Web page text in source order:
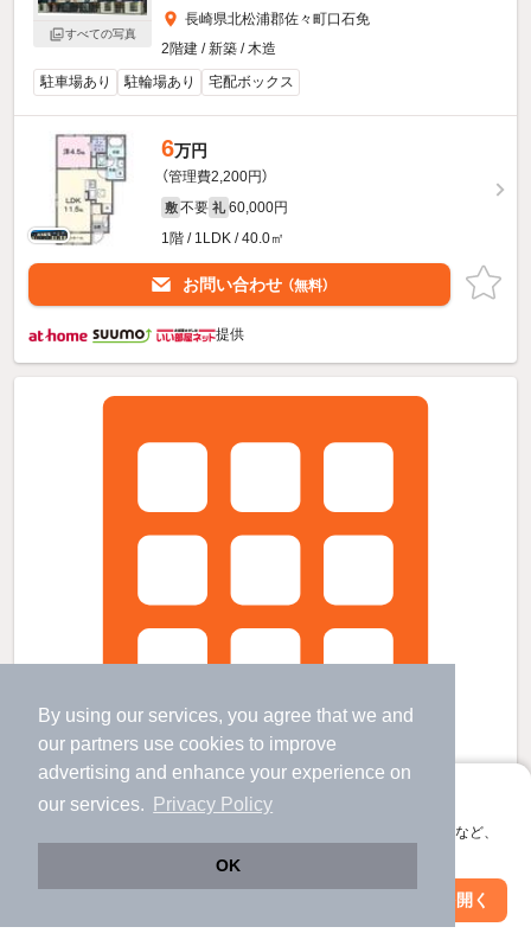
By using our services, you agree that we and
our partners use cookies to improve
advertising and enhance your experience on
our services.
Privacy Policy
OK
アプリに切り替えて、サクサクお部屋探し
会員登録なしですぐ使える。マップ検索やお気に入り保存など、
アプリを開く
すべての写真
長崎県北松浦郡佐々町口石免
2階建 / 新築 / 木造
駐車場あり
駐輪場あり 宅配ボックス
6万円
（管理費2,200円）
敷 不要 礼 60,000円
1階 / 1LDK / 40.0㎡
お問い合わせ （無料）
提供
佐々駅より徒歩27分 新築 2階建の賃貸物件
絞り込み条件を変更